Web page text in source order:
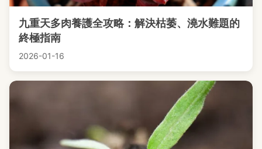
九重天多肉養護全攻略：解決枯萎、澆水難題的
終極指南
2026-01-16